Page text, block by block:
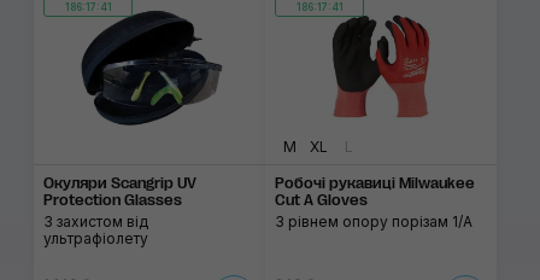
186:17:41
Окуляри Scangrip UV
Protection Glasses
З захистом від
ультрафіолету
186:17:41
M XL L
Робочі рукавиці Milwaukee
Cut A Gloves
З рівнем опору порізам 1/A